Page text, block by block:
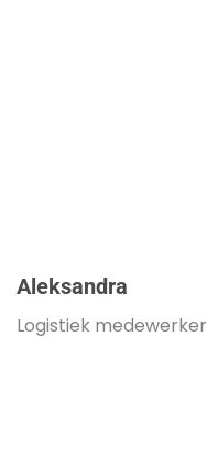
Aleksandra
Logistiek medewerker